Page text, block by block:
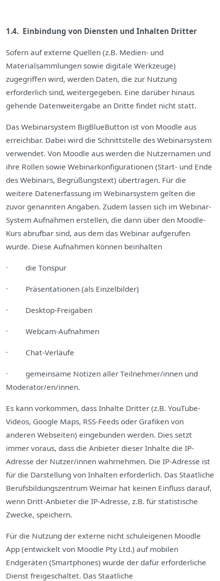
1.4. Einbindung von Diensten und Inhalten Dritter
Sofern auf externe Quellen (z.B. Medien- und
Materialsammlungen sowie digitale Werkzeuge)
zugegriffen wird, werden Daten, die zur Nutzung
erforderlich sind, weitergegeben. Eine darüber hinaus
gehende Datenweitergabe an Dritte findet nicht statt.
Das Webinarsystem BigBlueButton ist von Moodle aus
erreichbar. Dabei wird die Schnittstelle des Webinarsystem
verwendet. Von Moodle aus werden die Nutzernamen und
ihre Rollen sowie Webinarkonfigurationen (Start- und Ende
des Webinars, Begrüßungstext) übertragen. Für die
weitere Datenerfassung im Webinarsystem gelten die
zuvor genannten Angaben. Zudem lassen sich im Webinar-
System Aufnahmen erstellen, die dann über den Moodle-
Kurs abrufbar sind, aus dem das Webinar aufgerufen
wurde. Diese Aufnahmen können beinhalten
· die Tonspur
· Präsentationen (als Einzelbilder)
· Desktop‐Freigaben
· Webcam-Aufnahmen
· Chat‐Verläufe
· gemeinsame Notizen aller Teilnehmer/innen und
Moderator/en/innen.
Es kann vorkommen, dass Inhalte Dritter (z.B. YouTube-
Videos, Google Maps, RSS-Feeds oder Grafiken von
anderen Webseiten) eingebunden werden. Dies setzt
immer voraus, dass die Anbieter dieser Inhalte die IP-
Adresse der Nutzer/innen wahrnehmen. Die IP-Adresse ist
für die Darstellung von Inhalten erforderlich. Das Staatliche
Berufsbildungszentrum Weimar hat keinen Einfluss darauf,
wenn Dritt-Anbieter die IP-Adresse, z.B. für statistische
Zwecke, speichern.
Für die Nutzung der externe nicht schuleigenen Moodle
App (entwickelt von Moodle Pty Ltd.) auf mobilen
Endgeräten (Smartphones) wurde der dafür erforderliche
Dienst freigeschaltet. Das Staatliche